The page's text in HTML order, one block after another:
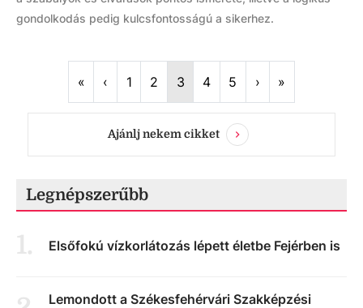
gondolkodás pedig kulcsfontosságú a sikerhez.
«First‹ Previous
1 2 3 4 5 ›Next
»
Ajánlj nekem cikket
Legnépszerűbb
1. Elsőfokú vízkorlátozás lépett életbe Fejérben is
Lemondott a Székesfehérvári Szakképzési